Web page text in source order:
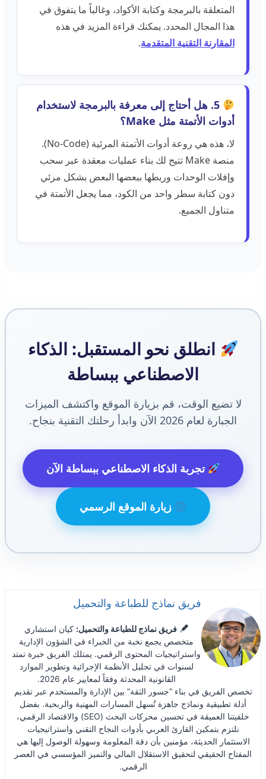
المتعلقة بالبرمجة وكتابة الأكواد، وغالباً ما يتفوق في
هذا المجال المحدد. يمكنك قراءة المزيد في هذه
المقارنة التقنية المتقدمة.
5. هل أحتاج إلى معرفة بالبرمجة لاستخدام
أدوات الأتمتة مثل Make؟
لا، هذه هي روعة أدوات الأتمتة المرئية (No-Code).
منصة Make تتيح لك بناء عمليات معقدة عبر سحب
وإفلات الوحدات وربطها ببعضها البعض بشكل مرئي
دون كتابة سطر واحد من الكود، مما يجعل الأتمتة في
متناول الجميع.
انطلق نحو المستقبل: الذكاء
الاصطناعي ببساطة
لا تضيع الوقت، قم بزيارة الموقع واكتشف الميزات
الجبارة لعام 2026 الآن وابدأ رحلتك التقنية بنجاح.
تجربة الذكاء الاصطناعي ببساطة الآن
زيارة الموقع الرسمي
فريق نماذج للطباعة والتحميل
فريق نماذج للطباعة والتحميل: كيان استشاري
متخصص يجمع نخبة من الخبراء في الشؤون الإدارية
واستراتيجيات المحتوى الرقمي. يمتلك الفريق خبرة تمتد
لسنوات في تحليل الأنظمة الإجرائية وتطوير الموارد
القانونية المحدثة وفقاً لمعايير عام 2026.
تخصص الفريق في بناء “جسور الثقة” بين الإدارة والمستخدم عبر تقديم
أدلة تطبيقية ونماذج جاهزة تُسهل المسارات المهنية والربحية. بفضل
خلفيتنا العميقة في تحسين محركات البحث (SEO) والاقتصاد الرقمي،
نلتزم بتمكين القارئ العربي بأدوات النجاح التقني واستراتيجيات
الاستثمار الحديثة، مؤمنين بأن دقة المعلومة وسهولة الوصول إليها هي
المفتاح الحقيقي لتحقيق الاستقلال المالي والتميز المؤسسي في العصر
الرقمي.